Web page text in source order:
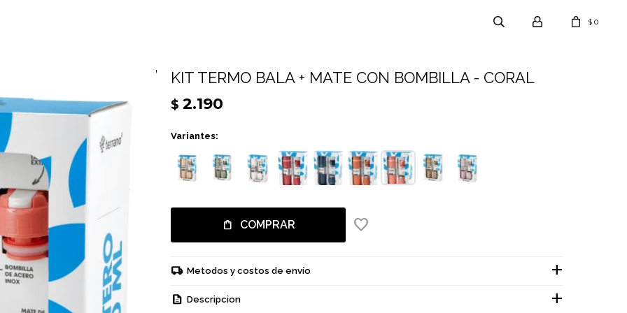
$ 0
KIT TERMO BALA + MATE CON BOMBILLA - CORAL
$ 2.190
Variantes:
COMPRAR
Metodos y costos de envío
Descripcion